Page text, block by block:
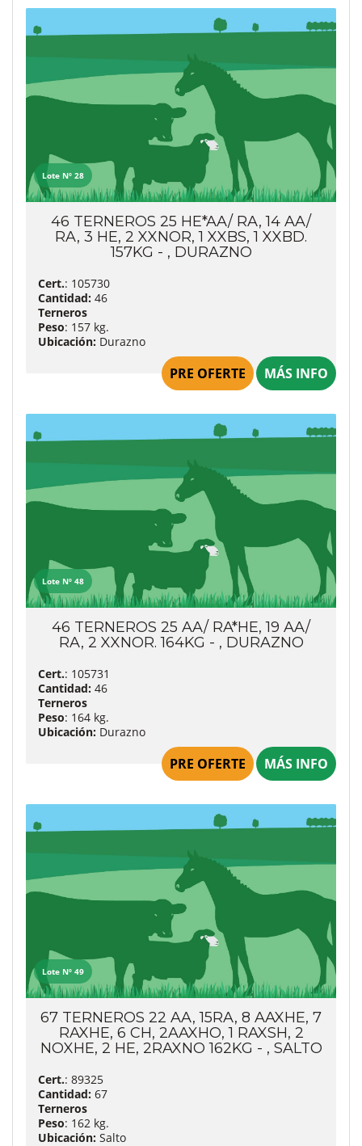
Lote Nº 28
46 TERNEROS 25 HE*AA/ RA, 14 AA/
RA, 3 HE, 2 XXNOR, 1 XXBS, 1 XXBD.
157KG - , DURAZNO
Cert.: 105730
Cantidad: 46
Terneros
Peso: 157 kg.
Ubicación: Durazno
PRE OFERTE MÁS INFO
Lote Nº 48
46 TERNEROS 25 AA/ RA*HE, 19 AA/
RA, 2 XXNOR. 164KG - , DURAZNO
Cert.: 105731
Cantidad: 46
Terneros
Peso: 164 kg.
Ubicación: Durazno
PRE OFERTE MÁS INFO
Lote Nº 49
67 TERNEROS 22 AA, 15RA, 8 AAXHE, 7
RAXHE, 6 CH, 2AAXHO, 1 RAXSH, 2
NOXHE, 2 HE, 2RAXNO 162KG - , SALTO
Cert.: 89325
Cantidad: 67
Terneros
Peso: 162 kg.
Ubicación: Salto